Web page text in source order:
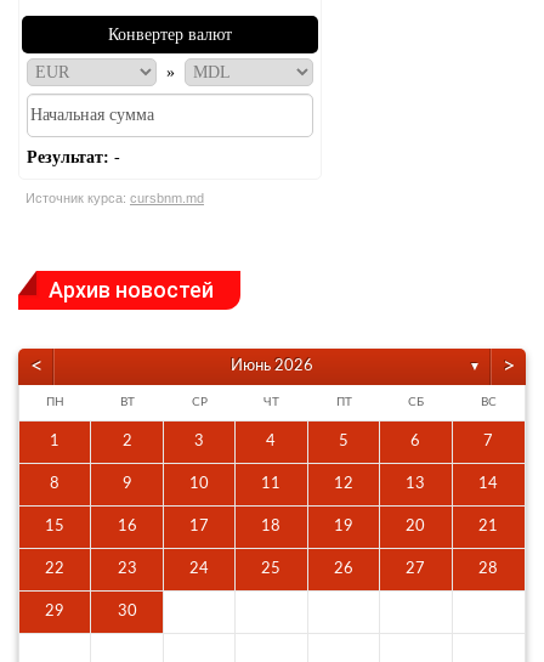
Конвертер валют
»
Результат: -
Источник курса: cursbnm.md
Архив новостей
< Июнь 2026 ▼ >
ПН ВТ СР ЧТ ПТ СБ ВС
1 2 3 4 5 6 7
8 9 10 11 12 13 14
15 16 17 18 19 20 21
22 23 24 25 26 27 28
29 30